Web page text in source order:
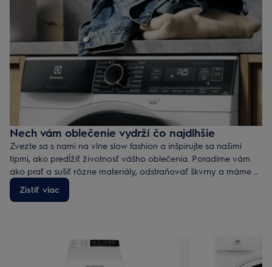
Nech vám oblečenie vydrží čo najdlhšie
Zvezte sa s nami na vlne slow fashion a inšpirujte sa našimi
tipmi, ako predĺžiť životnosť vášho oblečenia. Poradíme vám
ako prať a sušiť rôzne materiály, odstraňovať škvrny a máme aj
niekoľko nápadov na oživenie starších kúskov.
Zistiť viac